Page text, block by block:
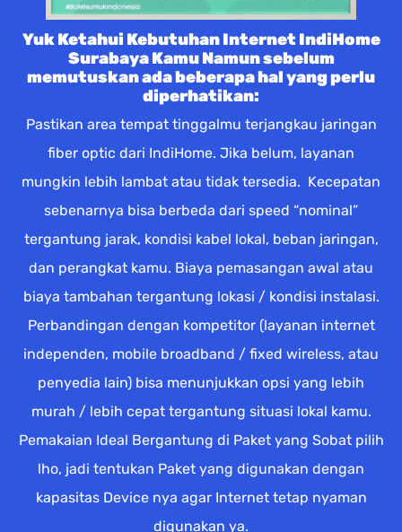
Yuk Ketahui Kebutuhan Internet IndiHome
Surabaya Kamu Namun sebelum
memutuskan ada beberapa hal yang perlu
diperhatikan:
Pastikan area tempat tinggalmu terjangkau jaringan
fiber optic dari IndiHome. Jika belum, layanan
mungkin lebih lambat atau tidak tersedia. Kecepatan
sebenarnya bisa berbeda dari speed “nominal”
tergantung jarak, kondisi kabel lokal, beban jaringan,
dan perangkat kamu. Biaya pemasangan awal atau
biaya tambahan tergantung lokasi / kondisi instalasi.
Perbandingan dengan kompetitor (layanan internet
independen, mobile broadband / fixed wireless, atau
penyedia lain) bisa menunjukkan opsi yang lebih
murah / lebih cepat tergantung situasi lokal kamu.
Pemakaian Ideal Bergantung di Paket yang Sobat pilih
lho, jadi tentukan Paket yang digunakan dengan
kapasitas Device nya agar Internet tetap nyaman
digunakan ya.